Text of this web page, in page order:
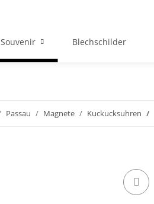
Souvenir Blechschilder
Passau Magnete Kuckucksuhren